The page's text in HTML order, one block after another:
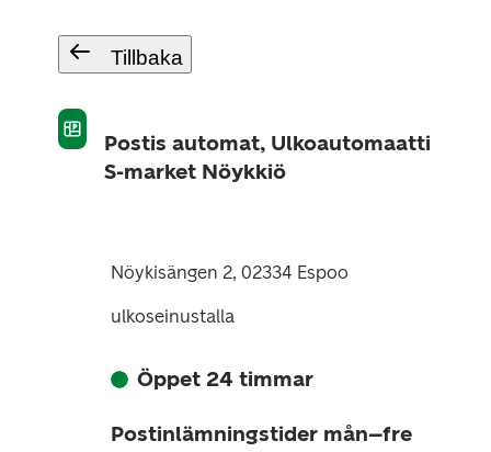
Tillbaka
Postis automat, Ulkoautomaatti
S-market Nöykkiö
Nöykisängen 2, 02334 Espoo
ulkoseinustalla
Öppet 24 timmar
Postinlämningstider mån–fre